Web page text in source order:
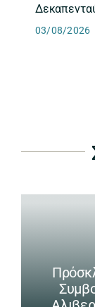
03/08/2026